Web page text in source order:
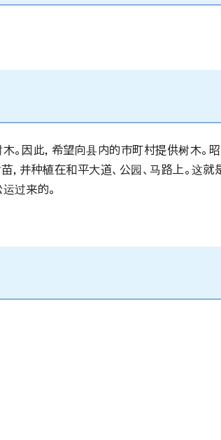
。因此，希望向县内的市町村提供树木。
并种植在和平大道、公园、马路上。这就
过来的。